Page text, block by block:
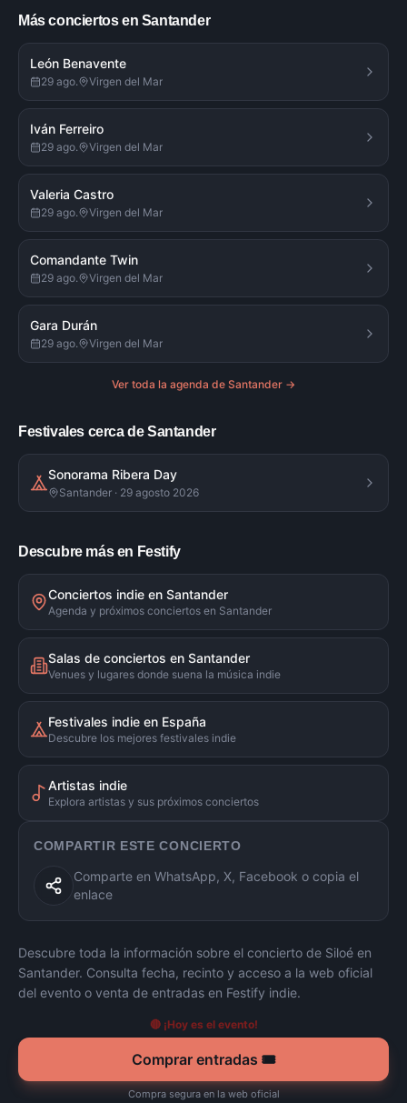
Más conciertos en Santander
León Benavente
29 ago. Virgen del Mar
Iván Ferreiro
29 ago. Virgen del Mar
Valeria Castro
29 ago. Virgen del Mar
Comandante Twin
29 ago. Virgen del Mar
Gara Durán
29 ago. Virgen del Mar
Ver toda la agenda de Santander →
Festivales cerca de Santander
Sonorama Ribera Day
Santander · 29 agosto 2026
Descubre más en Festify
Conciertos indie en Santander
Agenda y próximos conciertos en Santander
Salas de conciertos en Santander
Venues y lugares donde suena la música indie
Festivales indie en España
Descubre los mejores festivales indie
Artistas indie
Explora artistas y sus próximos conciertos
COMPARTIR ESTE CONCIERTO
Comparte en WhatsApp, X, Facebook o copia el
enlace
Descubre toda la información sobre el concierto de Siloé en
Santander. Consulta fecha, recinto y acceso a la web oficial
del evento o venta de entradas en Festify indie.
🔴 ¡Hoy es el evento!
Comprar entradas 🎟️
Compra segura en la web oficial